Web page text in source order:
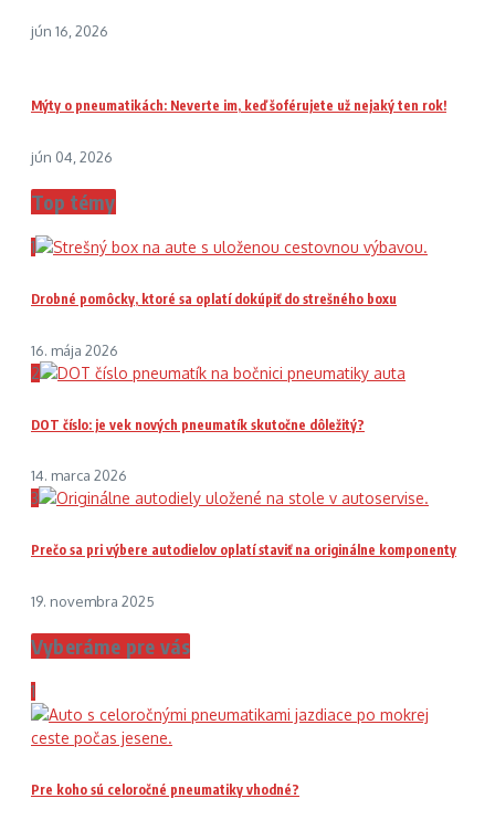
jún 16, 2026
Mýty o pneumatikách: Neverte im, keď šoférujete už nejaký ten rok!
jún 04, 2026
Top témy
1
Drobné pomôcky, ktoré sa oplatí dokúpiť do strešného boxu
16. mája 2026
2
DOT číslo: je vek nových pneumatík skutočne dôležitý?
14. marca 2026
3
Prečo sa pri výbere autodielov oplatí staviť na originálne komponenty
19. novembra 2025
Vyberáme pre vás
1
Pre koho sú celoročné pneumatiky vhodné?